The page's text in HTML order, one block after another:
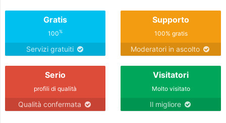
Gratis
100%
Servizi gratuiti
Supporto
100% gratis
Moderatori in ascolto
Serio
profili di qualità
Qualità confermata
Visitatori
Molto visitato
Il migliore